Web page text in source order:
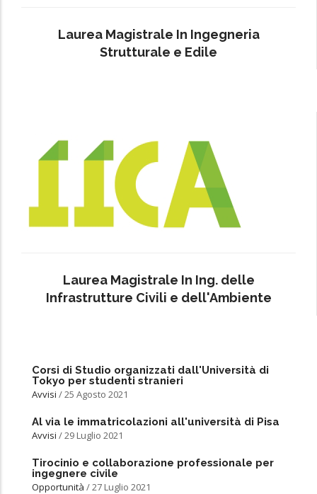
Laurea Magistrale In Ingegneria
Strutturale e Edile
Laurea Magistrale In Ing. delle
Infrastrutture Civili e dell'Ambiente
Corsi di Studio organizzati dall'Università di
Tokyo per studenti stranieri
Avvisi /25 Agosto 2021
Al via le immatricolazioni all'università di Pisa
Avvisi /29 Luglio 2021
Tirocinio e collaborazione professionale per
ingegnere civile
Opportunità /27 Luglio 2021